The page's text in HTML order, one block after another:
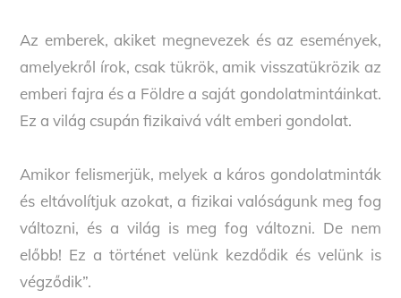
Az emberek, akiket megnevezek és az események,
amelyekről írok, csak tükrök, amik visszatükrözik az
emberi fajra és a Földre a saját gondolatmintáinkat.
Ez a világ csupán fizikaivá vált emberi gondolat.
Amikor felismerjük, melyek a káros gondolatminták
és eltávolítjuk azokat, a fizikai valóságunk meg fog
változni, és a világ is meg fog változni. De nem
előbb! Ez a történet velünk kezdődik és velünk is
végződik”.